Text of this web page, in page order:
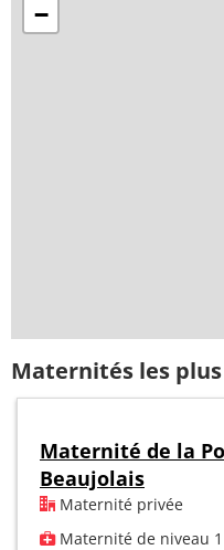
−
Maternités les
Maternité de la
Beaujolais
Maternité privée
Maternité de niveau 1